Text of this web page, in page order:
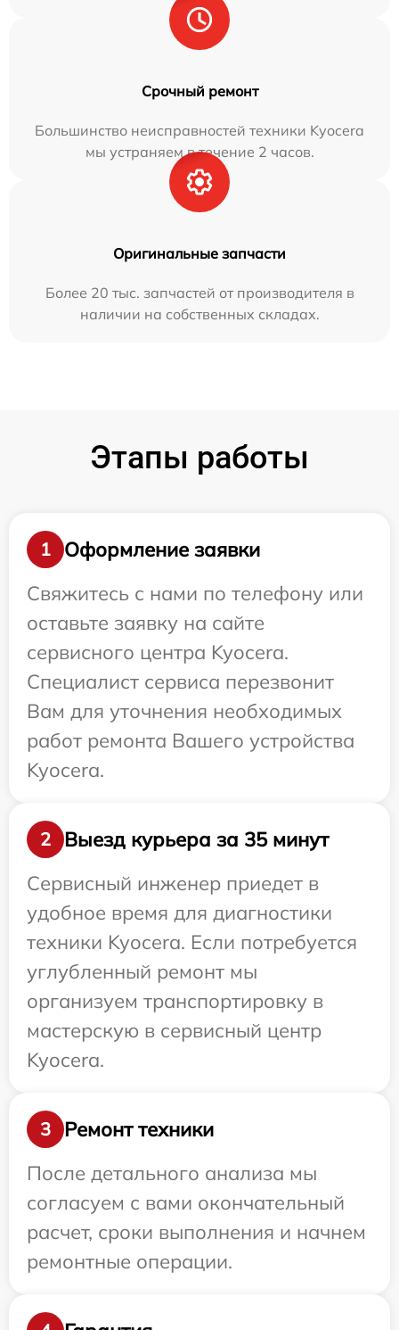
Срочный ремонт
Большинство неисправностей техники Kyocera
мы устраняем в течение 2 часов.
Оригинальные запчасти
Более 20 тыс. запчастей от производителя в
наличии на собственных складах.
Этапы работы
1
Оформление заявки
Свяжитесь с нами по телефону или
оставьте заявку на сайте
сервисного центра Kyocera.
Специалист сервиса перезвонит
Вам для уточнения необходимых
работ ремонта Вашего устройства
Kyocera.
2
Выезд курьера за 35 минут
Сервисный инженер приедет в
удобное время для диагностики
техники Kyocera. Если потребуется
углубленный ремонт мы
организуем транспортировку в
мастерскую в сервисный центр
Kyocera.
3
Ремонт техники
После детального анализа мы
согласуем с вами окончательный
расчет, сроки выполнения и начнем
ремонтные операции.